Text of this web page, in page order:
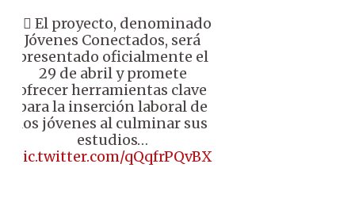
👉🏼 El proyecto, denominado
Jóvenes Conectados, será
presentado oficialmente el
29 de abril y promete
ofrecer herramientas clave
para la inserción laboral de
los jóvenes al culminar sus
estudios…
pic.twitter.com/qQqfrPQvBX